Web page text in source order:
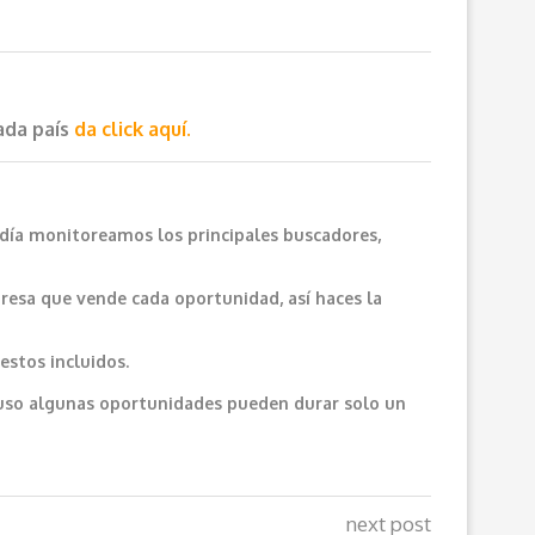
país da click aquí.
monitoreamos los principales buscadores,
que vende cada oportunidad, así haces la
incluidos.
algunas oportunidades pueden durar solo un
next post